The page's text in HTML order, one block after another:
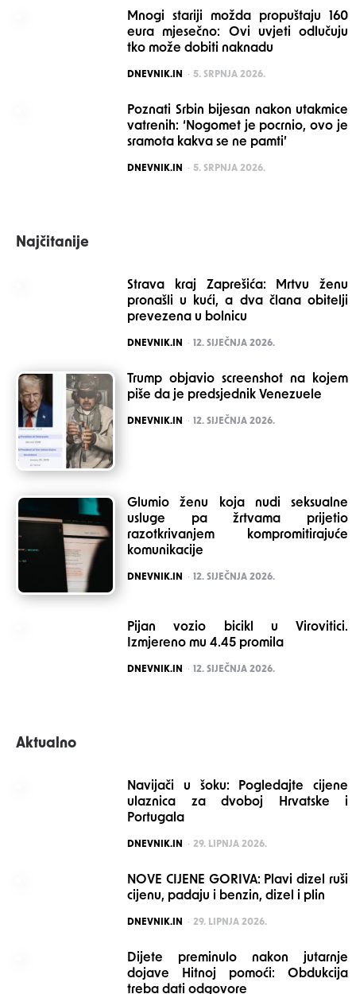
Mnogi stariji možda propuštaju 160
eura mjesečno: Ovi uvjeti odlučuju
tko može dobiti naknadu
POSTED
DNEVNIK.IN 5. SRPNJA 2026.
Poznati Srbin bijesan nakon utakmice
vatrenih: ‘Nogomet je pocrnio, ovo je
sramota kakva se ne pamti’
POSTED
DNEVNIK.IN 5. SRPNJA 2026.
Najčitanije
Strava kraj Zaprešića: Mrtvu ženu
pronašli u kući, a dva člana obitelji
prevezena u bolnicu
POSTED
DNEVNIK.IN 12. SIJEČNJA 2026.
Trump objavio screenshot na kojem
piše da je predsjednik Venezuele
POSTED
DNEVNIK.IN 12. SIJEČNJA 2026.
Glumio ženu koja nudi seksualne
usluge pa žrtvama prijetio
razotkrivanjem kompromitirajuće
komunikacije
POSTED
DNEVNIK.IN 12. SIJEČNJA 2026.
Pijan vozio bicikl u Virovitici.
Izmjereno mu 4.45 promila
POSTED
DNEVNIK.IN 12. SIJEČNJA 2026.
Aktualno
Navijači u šoku: Pogledajte cijene
ulaznica za dvoboj Hrvatske i
Portugala
POSTED
DNEVNIK.IN 29. LIPNJA 2026.
NOVE CIJENE GORIVA: Plavi dizel ruši
cijenu, padaju i benzin, dizel i plin
POSTED
DNEVNIK.IN 29. LIPNJA 2026.
Dijete preminulo nakon jutarnje
dojave Hitnoj pomoći: Obdukcija
treba dati odgovore